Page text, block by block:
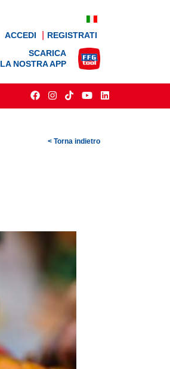
ACCEDI
REGISTRATI
SCARICA
LA NOSTRA APP
< Torna indietro